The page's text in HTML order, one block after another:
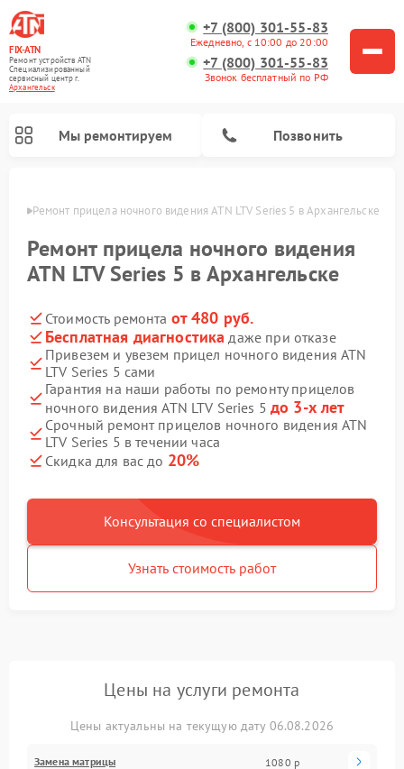
FIX-ATN
Ремонт устройств ATN
Специализированный
cервисный центр г.
Архангельск
+7 (800) 301-55-83
Ежедневно, с 10:00 до 20:00
+7 (800) 301-55-83
Звонок бесплатный по РФ
Мы ремонтируем Позвонить
Ремонт прицела ночного видения ATN LTV Series 5 в Архангельске
Ремонт прицела ночного видения
ATN LTV Series 5 в Архангельске
Стоимость ремонта от 480 руб.
Бесплатная диагностика даже при отказе
Привезем и увезем прицел ночного видения ATN
LTV Series 5 сами
Гарантия на наши работы по ремонту прицелов
ночного видения ATN LTV Series 5 до 3-х лет
Срочный ремонт прицелов ночного видения ATN
LTV Series 5 в течении часа
Скидка для вас до 20%
Консультация со специалистом
Узнать стоимость работ
Цены на услуги ремонта
Цены актуальны на текущую дату 06.08.2026
Замена матрицы 1080 р